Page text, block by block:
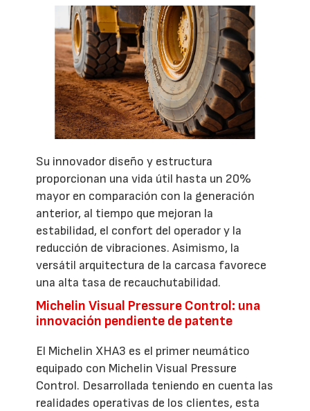
Su innovador diseño y estructura
proporcionan una vida útil hasta un 20%
mayor en comparación con la generación
anterior, al tiempo que mejoran la
estabilidad, el confort del operador y la
reducción de vibraciones. Asimismo, la
versátil arquitectura de la carcasa favorece
una alta tasa de recauchutabilidad.
Michelin Visual Pressure Control: una
innovación pendiente de patente
El Michelin XHA3 es el primer neumático
equipado con Michelin Visual Pressure
Control. Desarrollada teniendo en cuenta las
realidades operativas de los clientes, esta